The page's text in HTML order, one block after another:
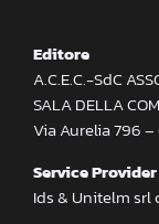
Editore
A.C.E.C.-SdC
SALA DELLA
Via Aurelia 796
Service Provider
Ids & Unitelm srl